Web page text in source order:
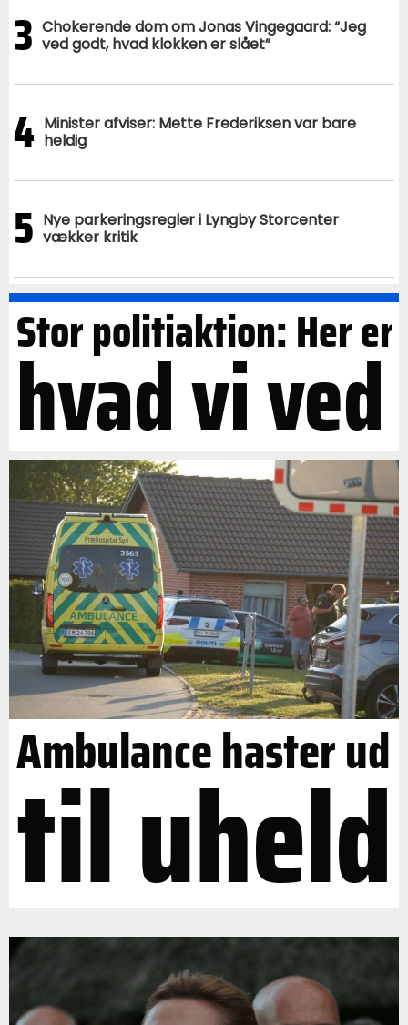
3 Chokerende dom om Jonas Vingegaard: “Jeg
ved godt, hvad klokken er slået”
4 Minister afviser: Mette Frederiksen var bare
heldig
5 Nye parkeringsregler i Lyngby Storcenter
vækker kritik
Stor politiaktion: Her er
hvad vi ved
Ambulance haster ud
til uheld